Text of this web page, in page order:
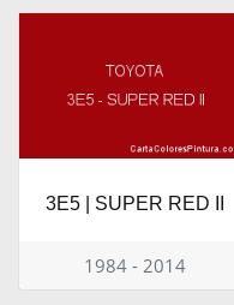
3E5 | SUPER RED II
1984 - 2014